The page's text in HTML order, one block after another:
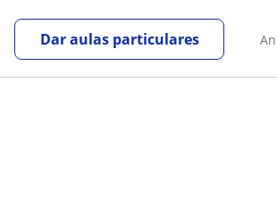
Dar aulas particulares